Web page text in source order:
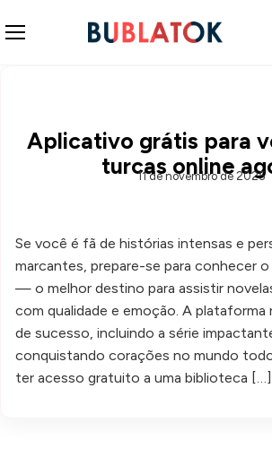
Aplicativo grátis para
turcas online
11 de novembro de 2025
Se você é fã de histórias intensas e
marcantes, prepare-se para conhecer o
— o melhor destino para assistir
com qualidade e emoção. A plataforma
de sucesso, incluindo a série
conquistando corações no mundo
ter acesso gratuito a uma biblioteca […]